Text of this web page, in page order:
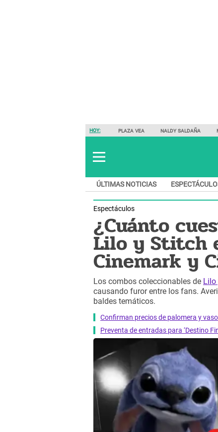
HOY: PLAZA VEA NALDY SALDAÑA
ÚLTIMAS NOTICIAS
Espectáculos
¿Cuánto
Lilo y Stitch
Cinemark y
Los combos coleccionables de Lilo
causando furor entre los fans.
baldes temáticos.
Confirman precios de palomera y
Preventa de entradas para ‘Destino